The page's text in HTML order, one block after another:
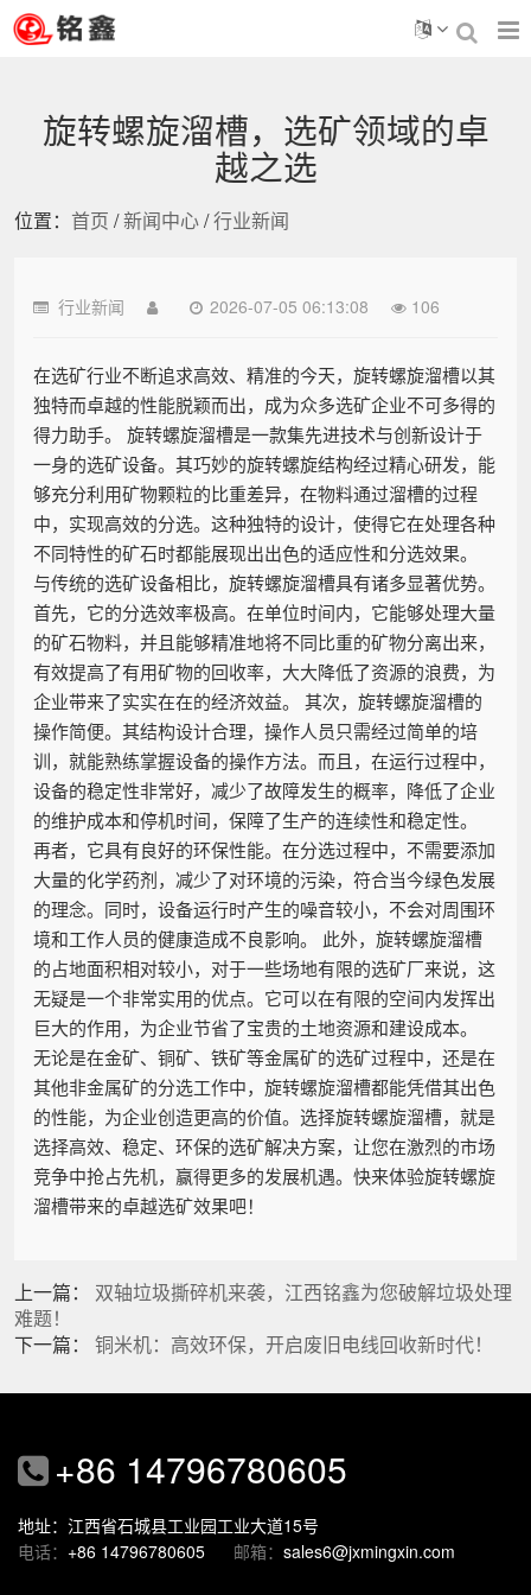
旋转螺旋溜槽，选矿领域的卓
越之选
位置： 首页 /新闻中心/行业新闻
行业新闻 2026-07-05 06:13:08 106
在选矿行业不断追求高效、精准的今天，旋转螺旋溜槽以其
独特而卓越的性能脱颖而出，成为众多选矿企业不可多得的
得力助手。 旋转螺旋溜槽是一款集先进技术与创新设计于
一身的选矿设备。其巧妙的旋转螺旋结构经过精心研发，能
够充分利用矿物颗粒的比重差异，在物料通过溜槽的过程
中，实现高效的分选。这种独特的设计，使得它在处理各种
不同特性的矿石时都能展现出出色的适应性和分选效果。
与传统的选矿设备相比，旋转螺旋溜槽具有诸多显著优势。
首先，它的分选效率极高。在单位时间内，它能够处理大量
的矿石物料，并且能够精准地将不同比重的矿物分离出来，
有效提高了有用矿物的回收率，大大降低了资源的浪费，为
企业带来了实实在在的经济效益。 其次，旋转螺旋溜槽的
操作简便。其结构设计合理，操作人员只需经过简单的培
训，就能熟练掌握设备的操作方法。而且，在运行过程中，
设备的稳定性非常好，减少了故障发生的概率，降低了企业
的维护成本和停机时间，保障了生产的连续性和稳定性。
再者，它具有良好的环保性能。在分选过程中，不需要添加
大量的化学药剂，减少了对环境的污染，符合当今绿色发展
的理念。同时，设备运行时产生的噪音较小，不会对周围环
境和工作人员的健康造成不良影响。 此外，旋转螺旋溜槽
的占地面积相对较小，对于一些场地有限的选矿厂来说，这
无疑是一个非常实用的优点。它可以在有限的空间内发挥出
巨大的作用，为企业节省了宝贵的土地资源和建设成本。
无论是在金矿、铜矿、铁矿等金属矿的选矿过程中，还是在
其他非金属矿的分选工作中，旋转螺旋溜槽都能凭借其出色
的性能，为企业创造更高的价值。选择旋转螺旋溜槽，就是
选择高效、稳定、环保的选矿解决方案，让您在激烈的市场
竞争中抢占先机，赢得更多的发展机遇。快来体验旋转螺旋
溜槽带来的卓越选矿效果吧！
上一篇： 双轴垃圾撕碎机来袭，江西铭鑫为您破解垃圾处理
难题！
下一篇： 铜米机：高效环保，开启废旧电线回收新时代！
+86 14796780605
地址：江西省石城县工业园工业大道15号
电话： +86 14796780605 邮箱： sales6@jxmingxin.com